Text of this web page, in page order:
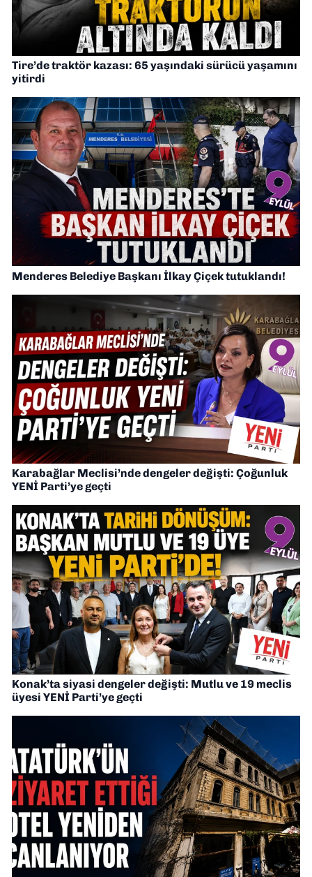
Tire’de traktör kazası: 65 yaşındaki sürücü yaşamını
yitirdi
Menderes Belediye Başkanı İlkay Çiçek tutuklandı!
Karabağlar Meclisi’nde dengeler değişti: Çoğunluk
YENİ Parti’ye geçti
Konak’ta siyasi dengeler değişti: Mutlu ve 19 meclis
üyesi YENİ Parti’ye geçti